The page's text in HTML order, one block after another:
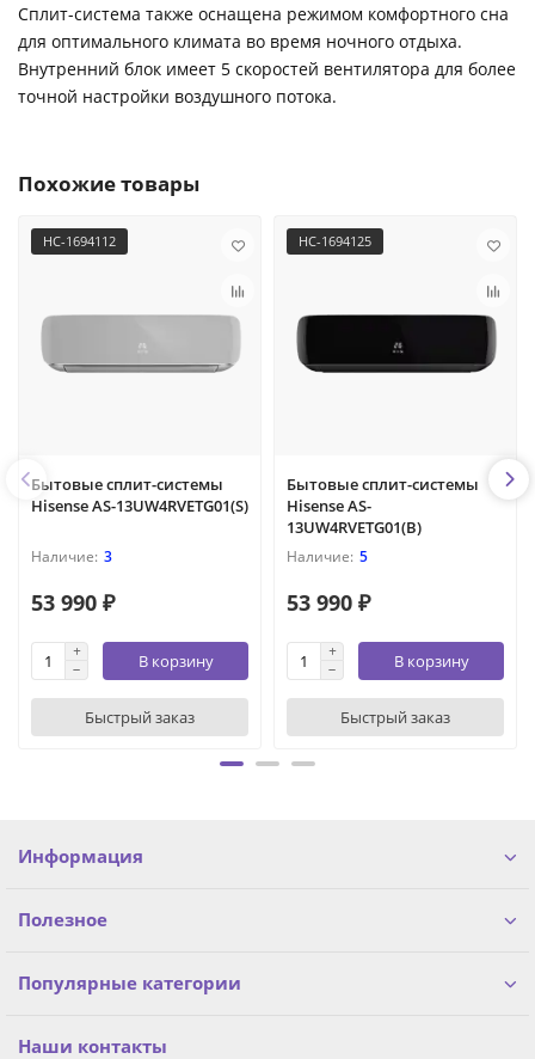
Сплит-система также оснащена режимом комфортного сна
для оптимального климата во время ночного отдыха.
Внутренний блок имеет 5 скоростей вентилятора для более
точной настройки воздушного потока.
Похожие товары
НС-1694112
Бытовые сплит-системы
Hisense AS-13UW4RVETG01(S)
3
53 990 ₽
В корзину
Быстрый заказ
НС-1694125
Бытовые сплит-системы
Hisense AS-
13UW4RVETG01(B)
5
53 990 ₽
В корзину
Быстрый заказ
Информация
Полезное
Популярные категории
Наши контакты